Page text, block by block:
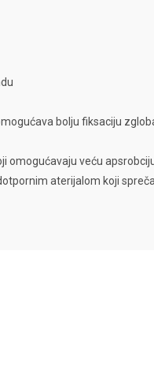
bolju fiksaciju
omogućavaju veću
aterijalom koji